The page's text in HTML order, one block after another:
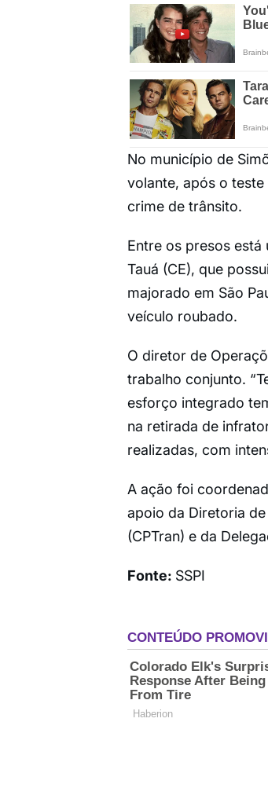
No município de
volante, após o
crime de trânsito.
Entre os presos está
Tauá (CE), que
majorado em São
veículo roubado.
O diretor de
trabalho conjunto.
esforço integrado
na retirada de
realizadas, com
A ação foi
apoio da Diretoria
(CPTran) e da
Fonte: SSPI